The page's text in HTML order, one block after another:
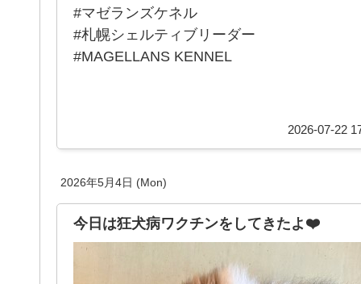
#マゼランズケネル
#札幌シェルティブリーダー
#MAGELLANS KENNEL
2026-07-22
2026年5月4日 (Mon)
今日は狂犬病ワクチンをしてきたよ❤️